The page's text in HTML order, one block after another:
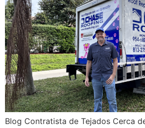
Blog Contratista de Tejados Cerca